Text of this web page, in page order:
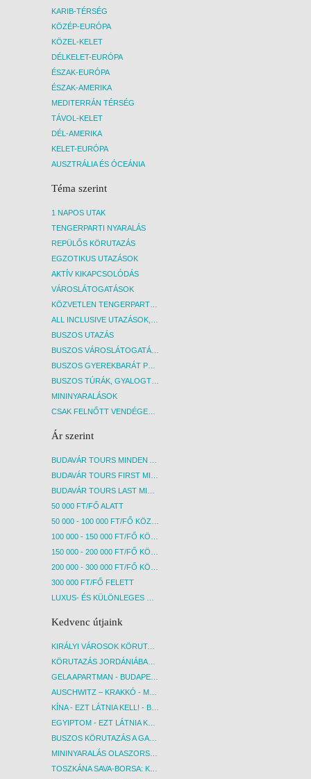
KARIB-TÉRSÉG
KÖZÉP-EURÓPA
KÖZEL-KELET
DÉLKELET-EURÓPA
ÉSZAK-EURÓPA
ÉSZAK-AMERIKA
MEDITERRÁN TÉRSÉG
TÁVOL-KELET
DÉL-AMERIKA
KELET-EURÓPA
AUSZTRÁLIA ÉS ÓCEÁNIA
Téma szerint
1 NAPOS UTAK
TENGERPARTI NYARALÁS
REPÜLŐS KÖRUTAZÁS
EGZOTIKUS UTAZÁSOK
AKTÍV KIKAPCSOLÓDÁS
VÁROSLÁTOGATÁSOK
KÖZVETLEN TENGERPARTI SZÁLLÁSOK
ALL INCLUSIVE UTAZÁSOK, NYARALÁSOK
BUSZOS UTAZÁS
BUSZOS VÁROSLÁTOGATÁSOK
BUSZOS GYEREKBARÁT PROGRAMOK
BUSZOS TÚRÁK, GYALOGTÚRÁK
MININYARALÁSOK
CSAK FELNŐTT VENDÉGEKET FOGADÓ SZÁLLÁSOK
Ár szerint
BUDAVÁR TOURS MINDEN AKCIÓS ÚT
BUDAVÁR TOURS FIRST MINUTE AKCIÓS UTAK
BUDAVÁR TOURS LAST MINUTE AKCIÓS UTAK
50 000 FT/FŐ ALATT
50 000 - 100 000 FT/FŐ KÖZÖTT
100 000 - 150 000 FT/FŐ KÖZÖTT
150 000 - 200 000 FT/FŐ KÖZÖTT
200 000 - 300 000 FT/FŐ KÖZÖTT
300 000 FT/FŐ FELETT
LUXUS- ÉS KÜLÖNLEGES UTAK
Kedvenc útjaink
KIRÁLYI VÁROSOK KÖRUTAZÁS KÖZVETLEN REPÜLŐJÁRATTAL - BUDAPEST, REPÜLŐ
KÖRUTAZÁS JORDÁNIÁBAN, HOLT-TENGERI PIHENÉSSEL - BUDAPEST, REPÜLŐ
GELA APARTMAN - BUDAPEST, REPÜLŐ
AUSCHWITZ – KRAKKÓ - MEGRÁZÓ IDŐUTAZÁS! - BUDAPEST, BUSZ
KÍNA - EZT LÁTNIA KELL! - BUDAPEST, REPÜLŐ
EGYIPTOM - EZT LÁTNIA KELL! - BUDAPEST, REPÜLŐ
BUSZOS KÖRUTAZÁS A GARDA-TÓ KÖRNYÉKÉN - BUDAPEST, BUSZ
MININYARALÁS OLASZORSZÁGBAN: ÉSZAK-OLASZ GYÖNGYSZEMEK NYOMÁBAN - BUDAPEST, BUSZ
TOSZKÁNA SAVA-BORSA: KÓSTOLÓK ÉS KULTURÁLIS UTAZÁS - BUDAPEST, BUSZ